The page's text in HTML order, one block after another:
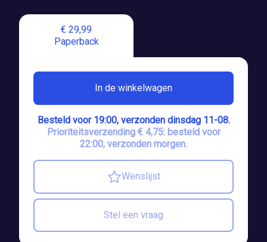
€ 29,99
Paperback
In de winkelwagen
Besteld voor 19:00, verzonden dinsdag 11-08.
Prioriteitsverzending € 4,75: besteld voor
22:00, verzonden morgen.
Wenslijst
Stel een vraag